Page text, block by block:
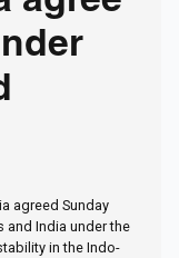
agreed Sunday
and India under the
in the Indo-